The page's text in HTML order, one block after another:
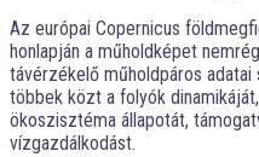
Az európai Copernicus
honlapján a műholdképet
távérzékelő műholdpáros
többek közt a folyók
ökoszisztéma állapotát,
vízgazdálkodást.